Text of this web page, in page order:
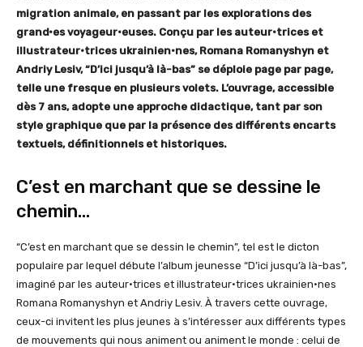
migration animale, en passant par les explorations des
grand·es voyageur·euses. Conçu par les auteur·trices et
illustrateur·trices ukrainien•nes, Romana Romanyshyn et
Andriy Lesiv, “D’ici jusqu’à là-bas” se déploie page par page,
telle une fresque en plusieurs volets. L’ouvrage, accessible
dès 7 ans, adopte une approche didactique, tant par son
style graphique que par la présence des différents encarts
textuels, définitionnels et historiques.
C’est en marchant que se dessine le
chemin…
“C’est en marchant que se dessin le chemin”, tel est le dicton
populaire par lequel débute l’album jeunesse “D’ici jusqu’à là-bas”,
imaginé par les auteur·trices et illustrateur·trices ukrainien•nes
Romana Romanyshyn et Andriy Lesiv. À travers cette ouvrage,
ceux-ci invitent les plus jeunes à s’intéresser aux différents types
de mouvements qui nous animent ou animent le monde : celui de